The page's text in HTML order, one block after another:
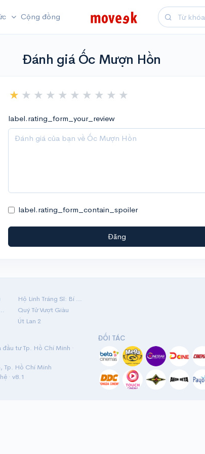
Cộng đồng
Đánh giá Ốc Mượn Hồn
label.rating_form_your_review
label.rating_form_contain_spoiler
Đăng
Hộ Linh Tráng Sĩ: Bí Ẩn Mộ Vua Đinh
Lời Tạm Biệt
Quý Tử Vượt Giàu
Út Lan 2
tư Tp. Hồ Chí Minh ·
Tp. Hồ Chí Minh
· v8.1
ĐỐI TÁC